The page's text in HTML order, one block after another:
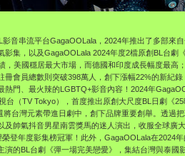
音串流平台GagaOOLala，2024年推出了多部來
集，以及GagaOOLala 2024年度2檔原創BL台劇
，美國穩居最大市場，而德國和印度成長幅度最高
會員總數則突破398萬人，創下漲幅22%的新紀
門、最火辣的LGBTQ+影音內容！2024年
（TV Tokyo），首度推出原創大尺度BL日劇《25
台灣元素帶進日劇中，創下品牌重要創舉。透過
帥氣抖音男星南雲獎馬的迷人演出，收服全球廣
登年度影集榜冠軍！此外，GagaOOLala在2024
的BL台劇《彈一場完美戀愛》，集結台灣與泰國